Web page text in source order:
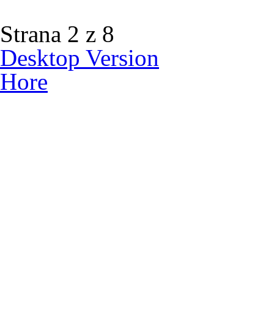
Strana 2 z 8
Desktop Version
Hore